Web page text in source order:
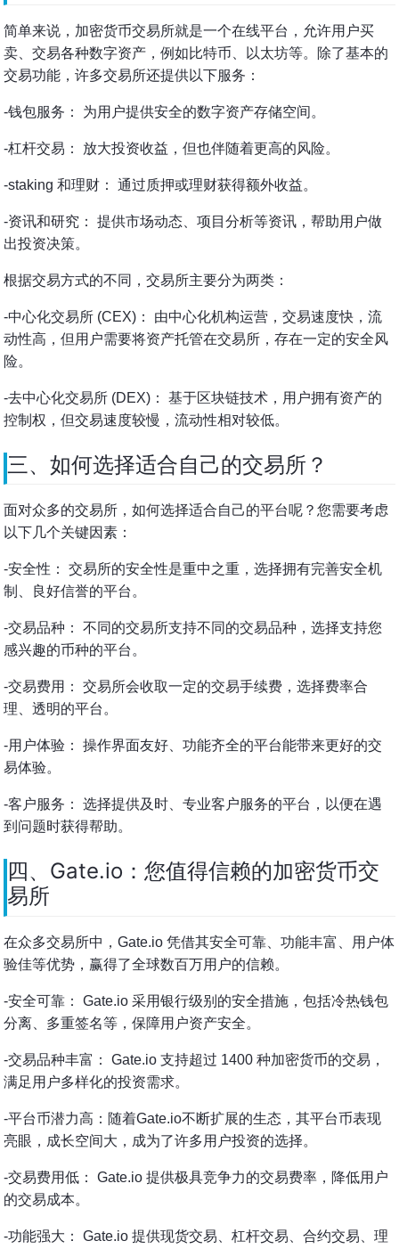
简单来说，加密货币交易所就是一个在线平台，允许用户买
卖、交易各种数字资产，例如比特币、以太坊等。除了基本的
交易功能，许多交易所还提供以下服务：
-钱包服务： 为用户提供安全的数字资产存储空间。
-杠杆交易： 放大投资收益，但也伴随着更高的风险。
-staking 和理财： 通过质押或理财获得额外收益。
-资讯和研究： 提供市场动态、项目分析等资讯，帮助用户做
出投资决策。
根据交易方式的不同，交易所主要分为两类：
-中心化交易所 (CEX)： 由中心化机构运营，交易速度快，流
动性高，但用户需要将资产托管在交易所，存在一定的安全风
险。
-去中心化交易所 (DEX)： 基于区块链技术，用户拥有资产的
控制权，但交易速度较慢，流动性相对较低。
三、如何选择适合自己的交易所？
面对众多的交易所，如何选择适合自己的平台呢？您需要考虑
以下几个关键因素：
-安全性： 交易所的安全性是重中之重，选择拥有完善安全机
制、良好信誉的平台。
-交易品种： 不同的交易所支持不同的交易品种，选择支持您
感兴趣的币种的平台。
-交易费用： 交易所会收取一定的交易手续费，选择费率合
理、透明的平台。
-用户体验： 操作界面友好、功能齐全的平台能带来更好的交
易体验。
-客户服务： 选择提供及时、专业客户服务的平台，以便在遇
到问题时获得帮助。
四、Gate.io：您值得信赖的加密货币交
易所
在众多交易所中，Gate.io 凭借其安全可靠、功能丰富、用户体
验佳等优势，赢得了全球数百万用户的信赖。
-安全可靠： Gate.io 采用银行级别的安全措施，包括冷热钱包
分离、多重签名等，保障用户资产安全。
-交易品种丰富： Gate.io 支持超过 1400 种加密货币的交易，
满足用户多样化的投资需求。
-平台币潜力高：随着Gate.io不断扩展的生态，其平台币表现
亮眼，成长空间大，成为了许多用户投资的选择。
-交易费用低： Gate.io 提供极具竞争力的交易费率，降低用户
的交易成本。
-功能强大： Gate.io 提供现货交易、杠杆交易、合约交易、理